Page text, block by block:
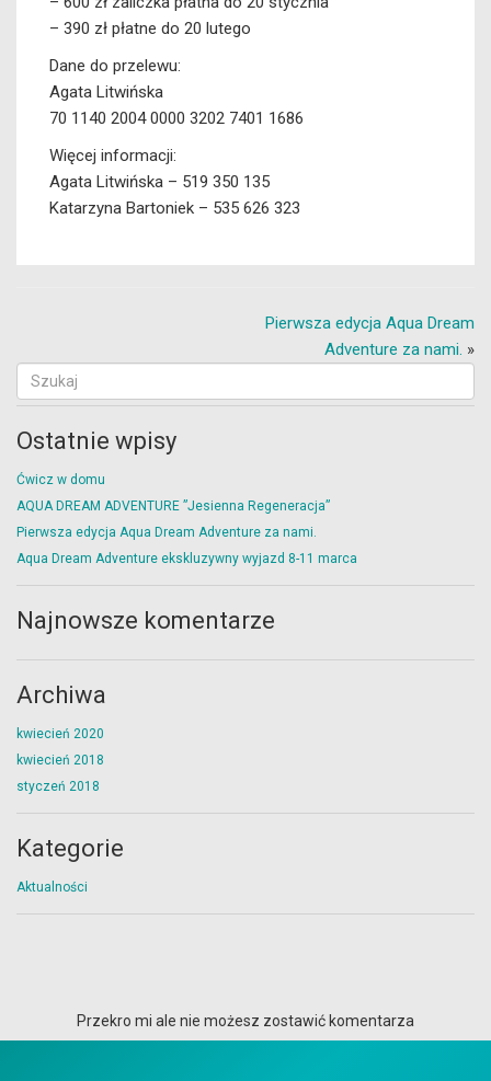
– 390 zł płatne do 20 lutego
Dane do przelewu:
Agata Litwińska
70 1140 2004 0000 3202 7401 1686
Więcej informacji:
Agata Litwińska – 519 350 135
Katarzyna Bartoniek – 535 626 323
Pierwsza edycja Aqua Dream
Adventure za nami. »
Ostatnie wpisy
Ćwicz w domu
AQUA DREAM ADVENTURE ”Jesienna Regeneracja”
Pierwsza edycja Aqua Dream Adventure za nami.
Aqua Dream Adventure ekskluzywny wyjazd 8-11 marca
Najnowsze komentarze
Archiwa
kwiecień 2020
kwiecień 2018
styczeń 2018
Kategorie
Aktualności
Przekro mi ale nie możesz zostawić komentarza